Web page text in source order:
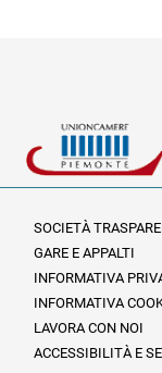
SOCIETÀ
GARE E APPALTI
INFORMATIVA
INFORMATIVA
LAVORA CON NOI
ACCESSIBILITÀ E